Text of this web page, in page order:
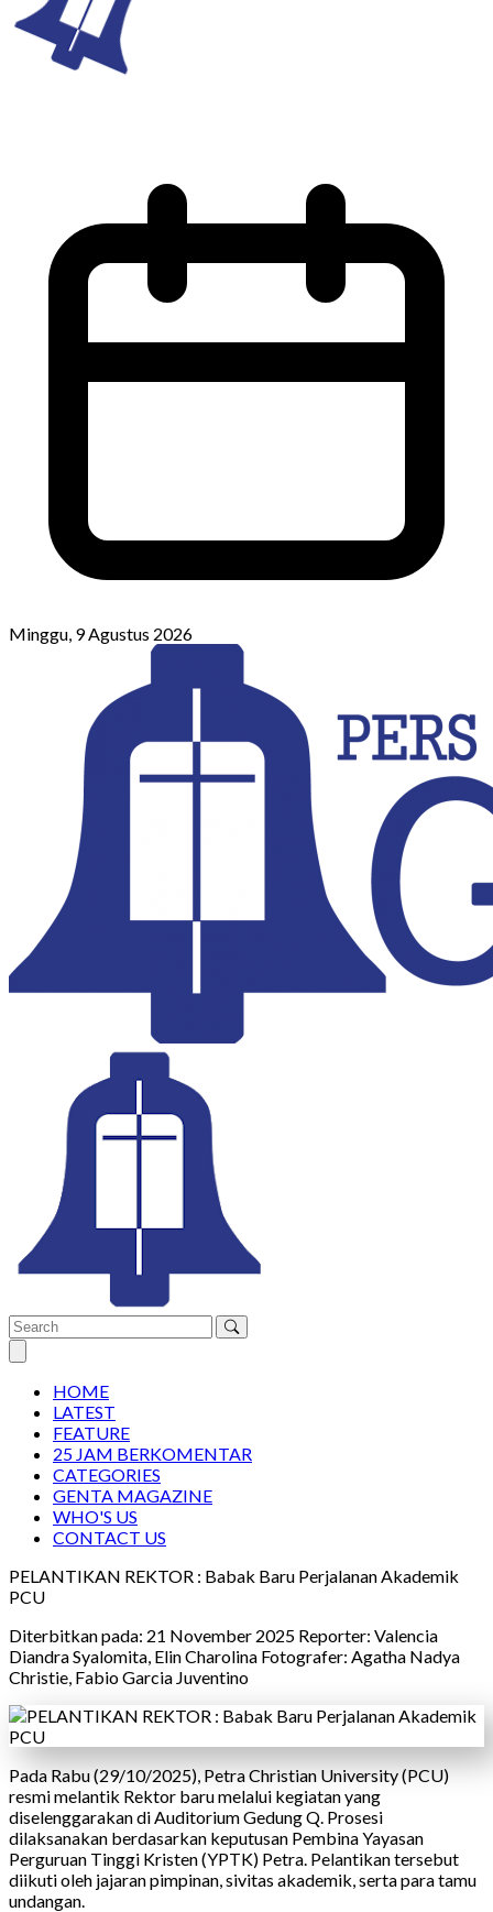
Minggu, 9 Agustus 2026
HOME
LATEST
FEATURE
25 JAM BERKOMENTAR
CATEGORIES
GENTA MAGAZINE
WHO'S US
CONTACT US
PELANTIKAN REKTOR : Babak Baru Perjalanan Akademik
PCU
Diterbitkan pada: 21 November 2025 Reporter: Valencia
Diandra Syalomita, Elin Charolina Fotografer: Agatha Nadya
Christie, Fabio Garcia Juventino
Pada Rabu (29/10/2025), Petra Christian University (PCU)
resmi melantik Rektor baru melalui kegiatan yang
diselenggarakan di Auditorium Gedung Q. Prosesi
dilaksanakan berdasarkan keputusan Pembina Yayasan
Perguruan Tinggi Kristen (YPTK) Petra. Pelantikan tersebut
diikuti oleh jajaran pimpinan, sivitas akademik, serta para tamu
undangan.